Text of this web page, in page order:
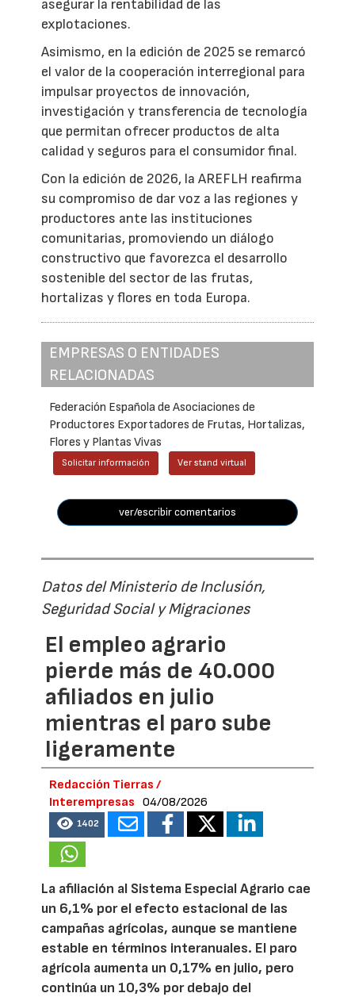
asegurar la rentabilidad de las
explotaciones.
Asimismo, en la edición de 2025 se remarcó
el valor de la cooperación interregional para
impulsar proyectos de innovación,
investigación y transferencia de tecnología
que permitan ofrecer productos de alta
calidad y seguros para el consumidor final.
Con la edición de 2026, la AREFLH reafirma
su compromiso de dar voz a las regiones y
productores ante las instituciones
comunitarias, promoviendo un diálogo
constructivo que favorezca el desarrollo
sostenible del sector de las frutas,
hortalizas y flores en toda Europa.
EMPRESAS O ENTIDADES
RELACIONADAS
Federación Española de Asociaciones de
Productores Exportadores de Frutas, Hortalizas,
Flores y Plantas Vivas
Solicitar información Ver stand virtual
ver/escribir comentarios
Datos del Ministerio de Inclusión,
Seguridad Social y Migraciones
El empleo agrario
pierde más de 40.000
afiliados en julio
mientras el paro sube
ligeramente
Redacción Tierras /
Interempresas
04/08/2026
1402
La afiliación al Sistema Especial Agrario cae
un 6,1% por el efecto estacional de las
campañas agrícolas, aunque se mantiene
estable en términos interanuales. El paro
agrícola aumenta un 0,17% en julio, pero
continúa un 10,3% por debajo del